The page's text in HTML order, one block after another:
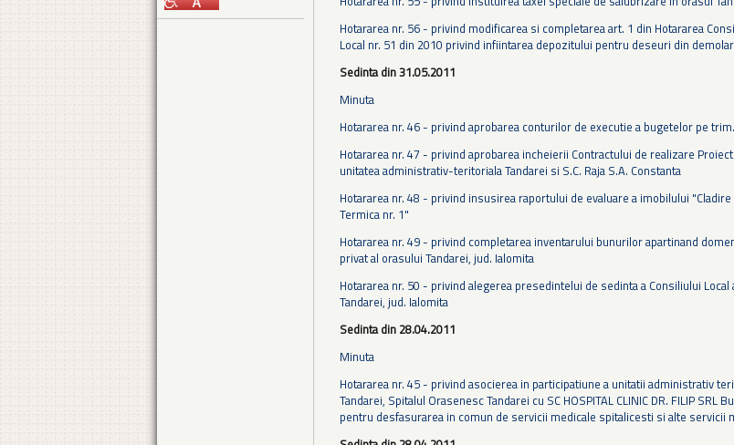
Hotararea nr. 56 - privind modificarea si completarea art. 1 din Hotararea
Local nr. 51 din 2010 privind infiintarea depozitului pentru deseuri din
Sedinta din 31.05.2011
Minuta
Hotararea nr. 46 - privind aprobarea conturilor de executie a bugetelor pe
Hotararea nr. 47 - privind aprobarea incheierii Contractului de realizare
unitatea administrativ-teritoriala Tandarei si S.C. Raja S.A. Constanta
Hotararea nr. 48 - privind insusirea raportului de evaluare a imobilului "Cladire
Termica nr. 1"
Hotararea nr. 49 - privind completarea inventarului bunurilor apartinand
privat al orasului Tandarei, jud. Ialomita
Hotararea nr. 50 - privind alegerea presedintelui de sedinta a Consiliului Local
Tandarei, jud. Ialomita
Sedinta din 28.04.2011
Minuta
Hotararea nr. 45 - privind asocierea in participatiune a unitatii administrativ
Tandarei, Spitalul Orasenesc Tandarei cu SC HOSPITAL CLINIC DR. FILIP SRL
pentru desfasurarea in comun de servicii medicale spitalicesti si alte servicii